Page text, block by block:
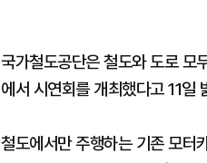
국가철도공단은 철도와 도로 모
에서 시연회를 개최했다고 11일
철도에서만 주행하는 기존 모터